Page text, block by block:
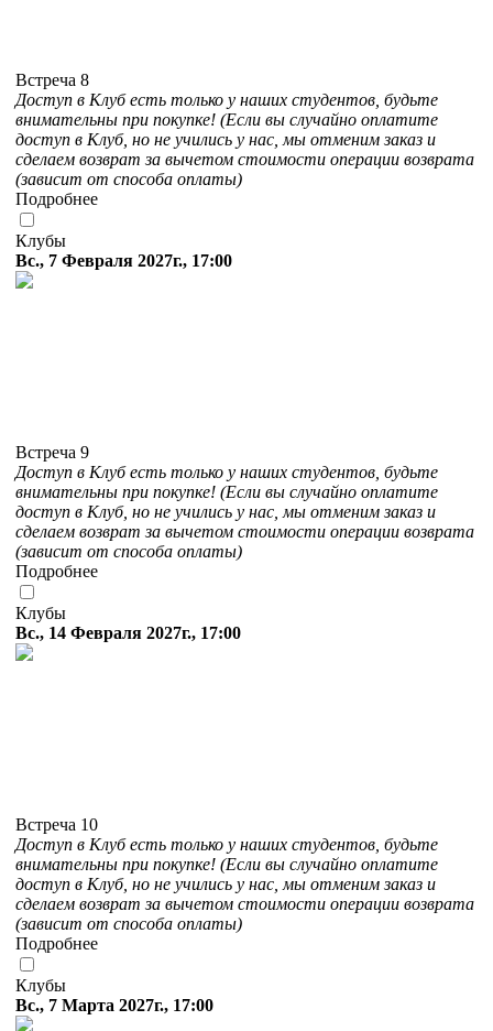
Встреча 8
Доступ в Клуб есть только у наших студентов, будьте
внимательны при покупке! (Если вы случайно оплатите
доступ в Клуб, но не учились у нас, мы отменим заказ и
сделаем возврат за вычетом стоимости операции возврата
(зависит от способа оплаты)
Подробнее
Клубы
Вс., 7 Февраля 2027г., 17:00
Встреча 9
Доступ в Клуб есть только у наших студентов, будьте
внимательны при покупке! (Если вы случайно оплатите
доступ в Клуб, но не учились у нас, мы отменим заказ и
сделаем возврат за вычетом стоимости операции возврата
(зависит от способа оплаты)
Подробнее
Клубы
Вс., 14 Февраля 2027г., 17:00
Встреча 10
Доступ в Клуб есть только у наших студентов, будьте
внимательны при покупке! (Если вы случайно оплатите
доступ в Клуб, но не учились у нас, мы отменим заказ и
сделаем возврат за вычетом стоимости операции возврата
(зависит от способа оплаты)
Подробнее
Клубы
Вс., 7 Марта 2027г., 17:00